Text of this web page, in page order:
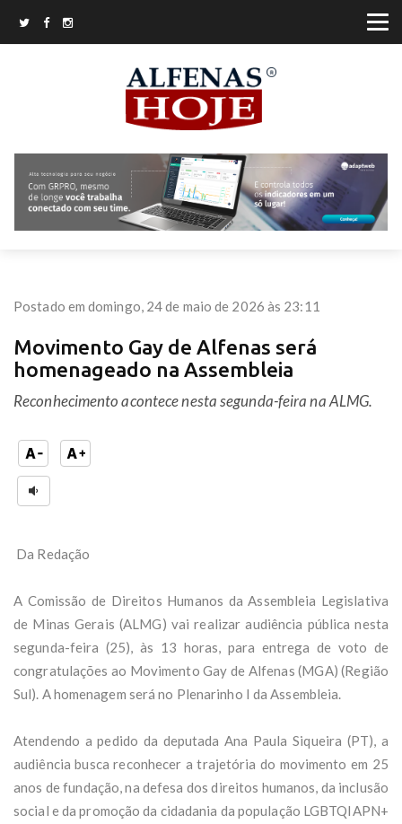
Postado em domingo, 24 de maio de 2026 às 23:11
Movimento Gay de Alfenas será
homenageado na Assembleia
Reconhecimento acontece nesta segunda-feira na ALMG.
Da Redação
A Comissão de Direitos Humanos da Assembleia Legislativa
de Minas Gerais (ALMG) vai realizar audiência pública nesta
segunda-feira (25), às 13 horas, para entrega de voto de
congratulações ao Movimento Gay de Alfenas (MGA) (Região
Sul). A homenagem será no Plenarinho I da Assembleia.
Atendendo a pedido da deputada Ana Paula Siqueira (PT), a
audiência busca reconhecer a trajetória do movimento em 25
anos de fundação, na defesa dos direitos humanos, da inclusão
social e da promoção da cidadania da população LGBTQIAPN+